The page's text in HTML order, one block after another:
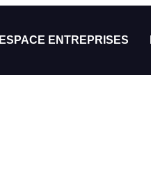
ESPACE ENTREPRISES